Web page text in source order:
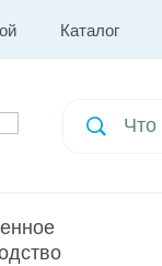
Каталог